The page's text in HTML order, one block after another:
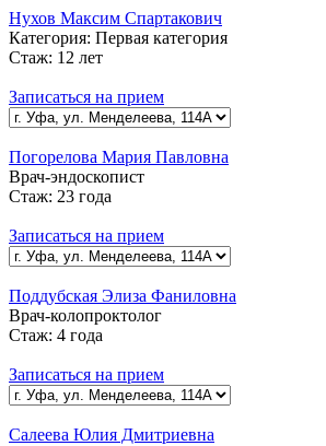
Нухов Максим Спартакович
Категория: Первая категория
Стаж: 12 лет
Записаться на прием
Погорелова Мария Павловна
Врач-эндоскопист
Стаж: 23 года
Записаться на прием
Поддубская Элиза Фаниловна
Врач-колопроктолог
Стаж: 4 года
Записаться на прием
Салеева Юлия Дмитриевна